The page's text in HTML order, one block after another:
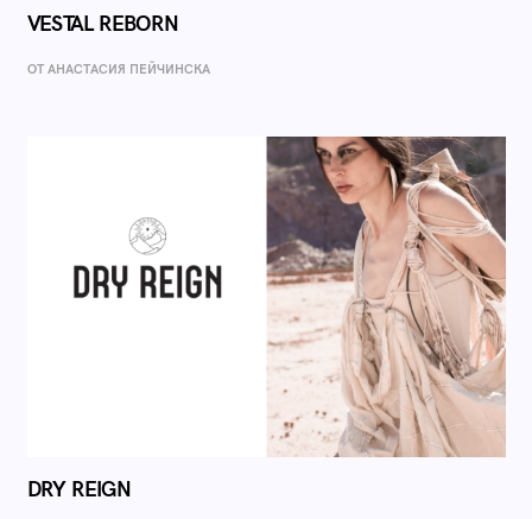
VESTAL REBORN
ОТ AНАСТАСИЯ ПЕЙЧИНСКА
DRY REIGN